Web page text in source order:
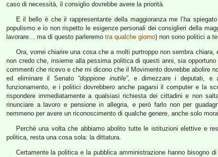
caso di necessità, il consiglio dovrebbe avere la priorità.
E il bello è che il rappresentante della maggioranza me l’ha
populismo e io non rispetto le esigenze personali dei consiglieri della
lavorare… ma di questo parleremo tra qualche giorno) non sono politici a
Ora, vorrei chiarire una cosa che a molti purtroppo non sembra
non credo che, insieme alla pessima politica di questi anni, sia
commenti che ricevo e che mi dicono che il Movimento dovrebbe abolire
ed eliminare il Senato“doppione inutile”, e dimezzare i deputati, e
funzionamento, e i politici dovrebbero anche pagarsi il computer e la
rispondere immediatamente a qualsiasi richiesta dei cittadini e non
rinunciare a lavoro e pensione in allegria, e però farlo non per
nemmeno per avere un riconoscimento di qualche genere, anche solo
Perché una volta che abbiamo abolito tutte le istituzioni elettive e
politica, resta una cosa sola: la dittatura.
Certamente la politica e la pubblica amministrazione hanno bisogno